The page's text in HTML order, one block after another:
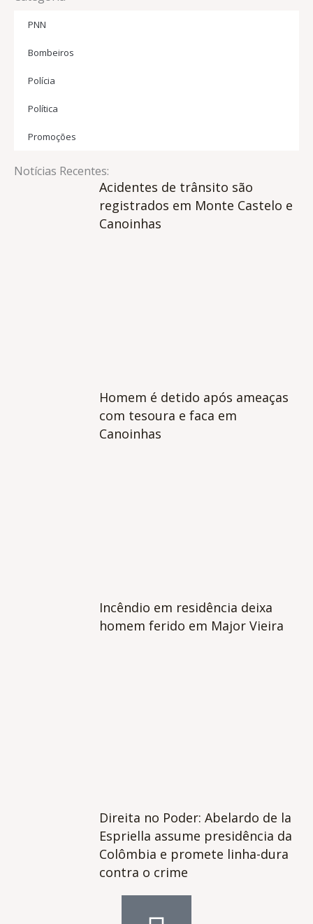
PNN
Bombeiros
Polícia
Política
Promoções
Notícias Recentes:
Acidentes de trânsito são
registrados em Monte Castelo e
Canoinhas
Homem é detido após ameaças
com tesoura e faca em
Canoinhas
Incêndio em residência deixa
homem ferido em Major Vieira
Direita no Poder: Abelardo de la
Espriella assume presidência da
Colômbia e promete linha-dura
contra o crime